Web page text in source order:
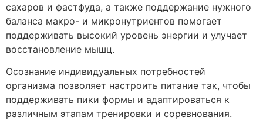
сахаров и фастфуда, а также поддержание нужного
баланса макро- и микронутриентов помогает
поддерживать высокий уровень энергии и улучает
восстановление мышц.
Осознание индивидуальных потребностей
организма позволяет настроить питание так, чтобы
поддерживать пики формы и адаптироваться к
различным этапам тренировки и соревнования.